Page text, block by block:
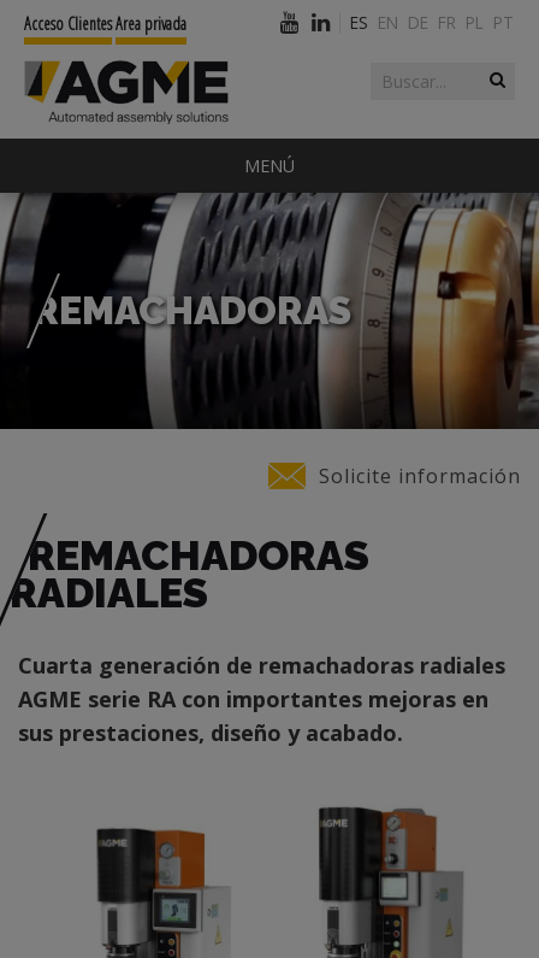
Formulario de
búsqueda
Buscar
Acceso ClientesArea privada ES EN DE FR PL PT
MENÚ
REMACHADORAS
Solicite información
REMACHADORAS
RADIALES
Cuarta generación de remachadoras radiales
AGME serie RA con importantes mejoras en
sus prestaciones, diseño y acabado.